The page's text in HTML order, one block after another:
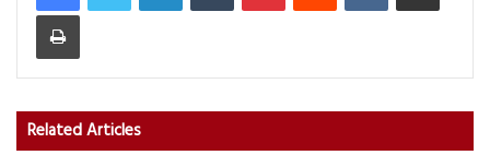
Print
Related Articles